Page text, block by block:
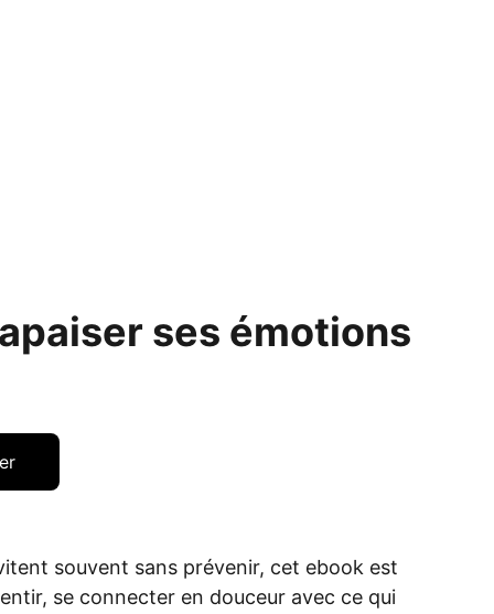
ses émotions
souvent sans prévenir, cet ebook est
se connecter en douceur avec ce qui